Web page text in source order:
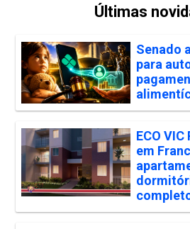
Últimas
Senado
para
ECO
em